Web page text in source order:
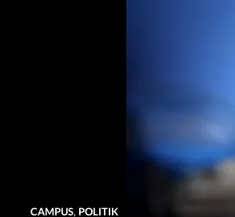
CAMPUS, POLITIK